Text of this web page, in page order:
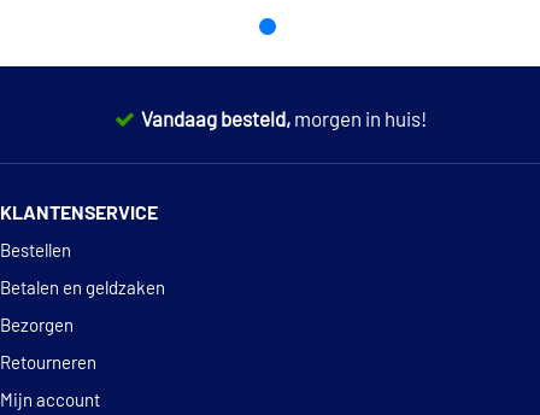
Vandaag besteld, morgen in huis!
KLANTENSERVICE
Bestellen
Betalen en geldzaken
Bezorgen
Retourneren
Mijn account